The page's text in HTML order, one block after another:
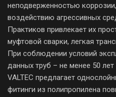
неподверженностью
воздействию агрессивных
Практиков привлекает их
муфтовой сварки, легкая
При соблюдении условий
данных труб – не менее 50
VALTEC предлагает
фитинги из полипропилена